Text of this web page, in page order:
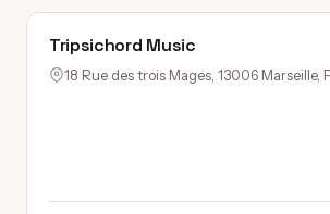
Tripsichord Music
18 Rue des trois Mages, 13006 Marseille,